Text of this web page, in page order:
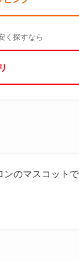
く探すなら
のマスコットで